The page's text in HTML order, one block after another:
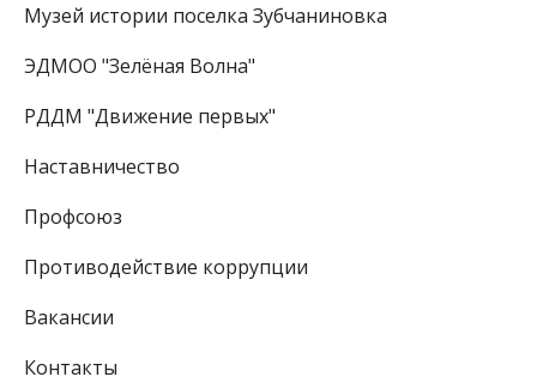
Музей истории поселка Зубчаниновка
ЭДМОО "Зелёная Волна"
РДДМ "Движение первых"
Наставничество
Профсоюз
Противодействие коррупции
Вакансии
Контакты